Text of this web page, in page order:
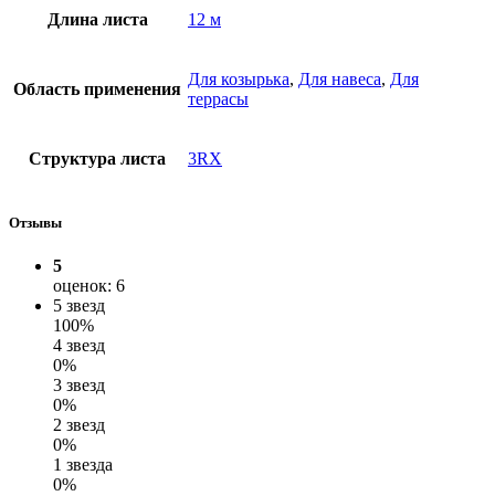
Длина листа 12 м
Область применения
Для козырька, Для навеса, Для
террасы
Структура листа 3RX
Отзывы
5
оценок: 6
5 звезд
100%
4 звезд
0%
3 звезд
0%
2 звезд
0%
1 звезда
0%